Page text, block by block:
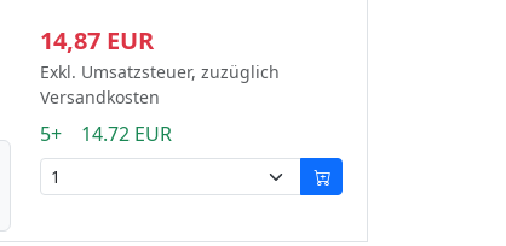
14,87 EUR
Exkl. Umsatzsteuer, zuzüglich
Versandkosten
5+ 14.72 EUR